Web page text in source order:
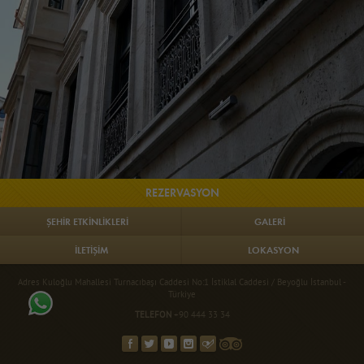
REZERVASYON
ŞEHİR ETKİNLİKLERİ GALERİ
İLETİŞİM LOKASYON
Adres Kuloğlu Mahallesi Turnacıbaşı Caddesi No:1 İstiklal Caddesi / Beyoğlu İstanbul -
Türkiye
TELEFON +90 444 33 34